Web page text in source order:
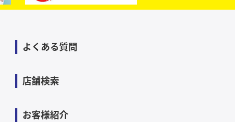
よくある質問
店舗検索
お客様紹介